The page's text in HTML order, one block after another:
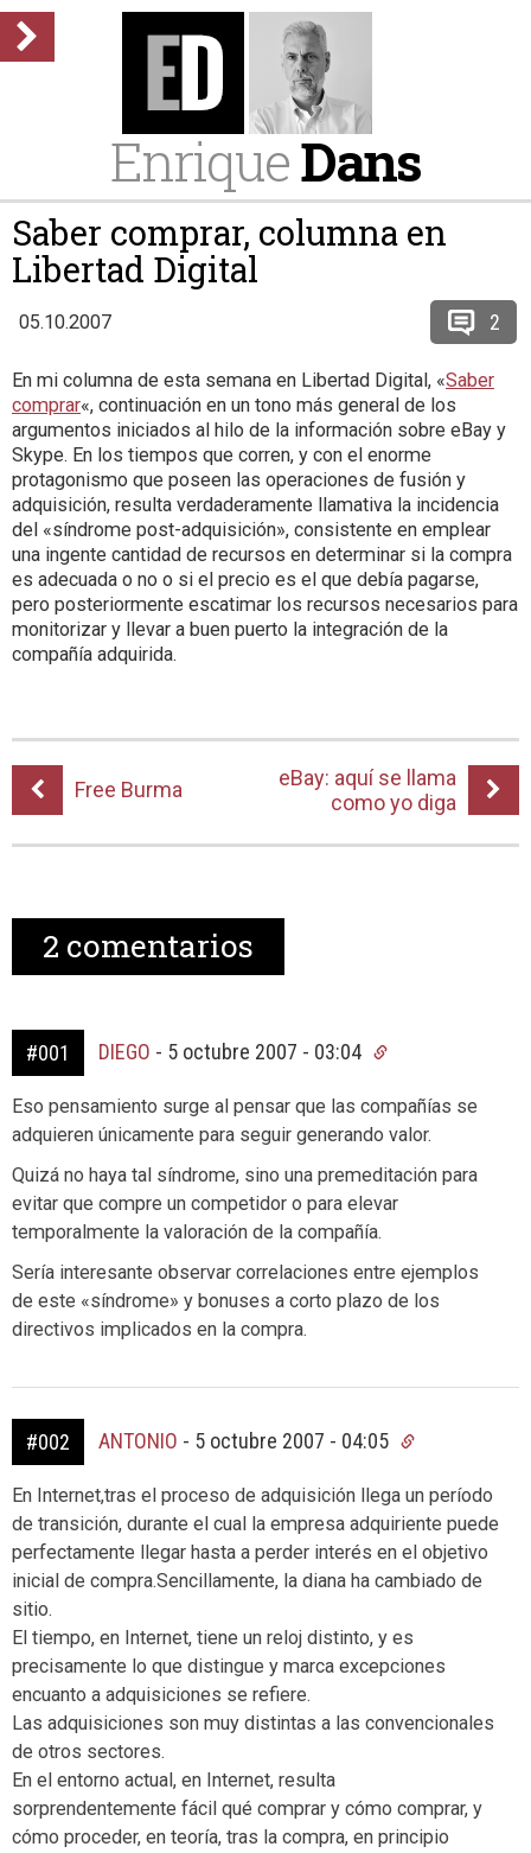
EnriqueDans
Saber comprar, columna en
Libertad Digital
05.10.2007 2
En mi columna de esta semana en Libertad Digital, «Saber
comprar«, continuación en un tono más general de los
argumentos iniciados al hilo de la información sobre eBay y
Skype. En los tiempos que corren, y con el enorme
protagonismo que poseen las operaciones de fusión y
adquisición, resulta verdaderamente llamativa la incidencia
del «síndrome post-adquisición», consistente en emplear
una ingente cantidad de recursos en determinar si la compra
es adecuada o no o si el precio es el que debía pagarse,
pero posteriormente escatimar los recursos necesarios para
monitorizar y llevar a buen puerto la integración de la
compañía adquirida.
Free Burma
eBay: aquí se llama
como yo diga
2 comentarios
#001 DIEGO - 5 octubre 2007 - 03:04
Eso pensamiento surge al pensar que las compañías se
adquieren únicamente para seguir generando valor.
Quizá no haya tal síndrome, sino una premeditación para
evitar que compre un competidor o para elevar
temporalmente la valoración de la compañía.
Sería interesante observar correlaciones entre ejemplos
de este «síndrome» y bonuses a corto plazo de los
directivos implicados en la compra.
#002 ANTONIO - 5 octubre 2007 - 04:05
En Internet,tras el proceso de adquisición llega un período
de transición, durante el cual la empresa adquiriente puede
perfectamente llegar hasta a perder interés en el objetivo
inicial de compra.Sencillamente, la diana ha cambiado de
sitio.
El tiempo, en Internet, tiene un reloj distinto, y es
precisamente lo que distingue y marca excepciones
encuanto a adquisiciones se refiere.
Las adquisiciones son muy distintas a las convencionales
de otros sectores.
En el entorno actual, en Internet, resulta
sorprendentemente fácil qué comprar y cómo comprar, y
cómo proceder, en teoría, tras la compra, en principio